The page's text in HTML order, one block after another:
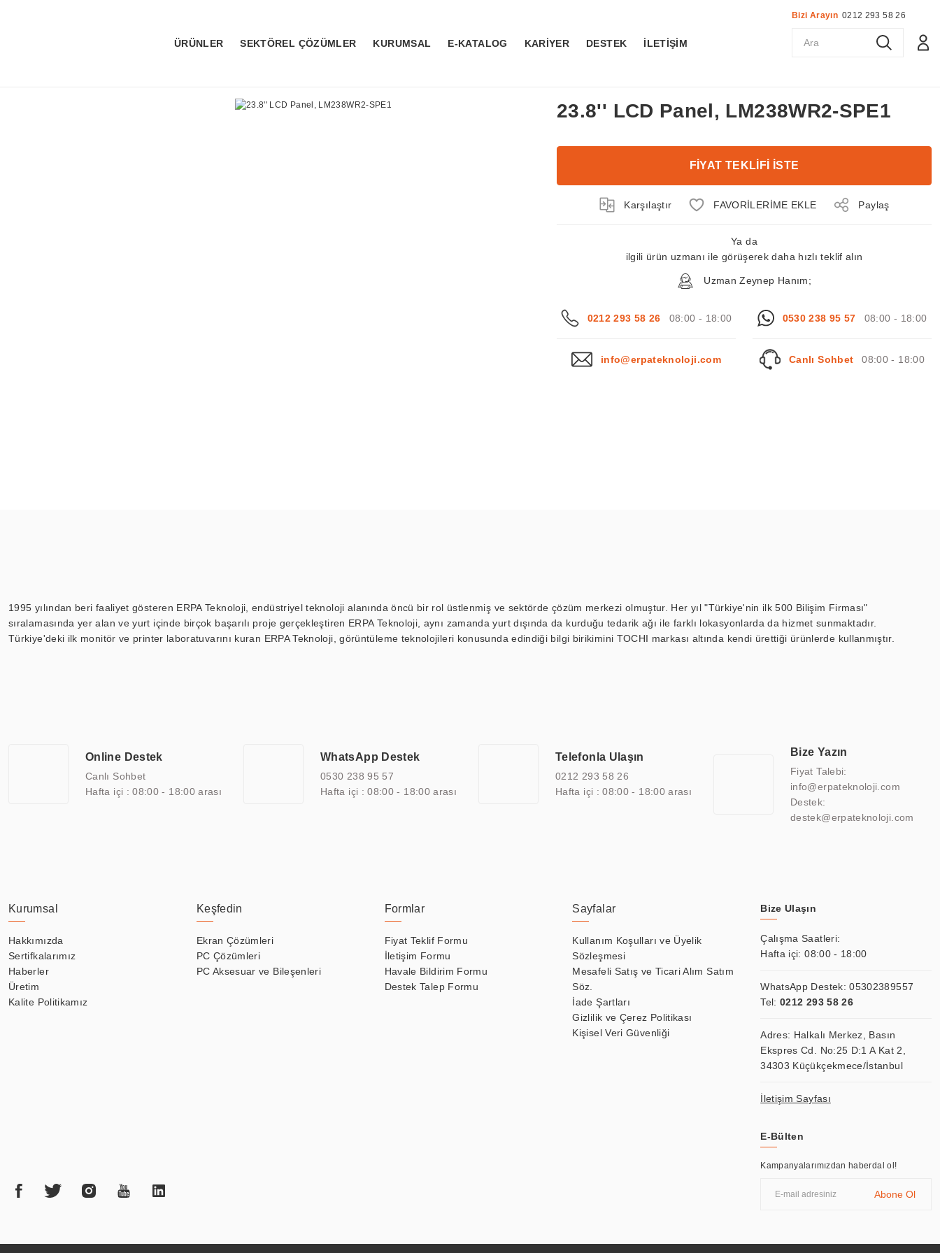
ÜRÜNLER SEKTÖREL ÇÖZÜMLER KURUMSAL E-KATALOG KARİYER DESTEK İLETİŞİM
Bizi Arayın 0212 293 58 26
23.8'' LCD Panel, LM238WR2-SPE1
FİYAT TEKLİFİ İSTE
Karşılaştır Paylaş
Ya da
ilgili ürün uzmanı ile görüşerek daha hızlı teklif alın
Uzman Zeynep Hanım;
0212 293 58 26 08:00 - 18:00 0530 238 95 57 08:00 - 18:00
info@erpateknoloji.com Canlı Sohbet 08:00 - 18:00
1995 yılından beri faaliyet gösteren ERPA Teknoloji, endüstriyel teknoloji alanında öncü bir rol üstlenmiş ve sektörde çözüm merkezi olmuştur. Her yıl "Türkiye'nin ilk 500 Bilişim Firması"
sıralamasında yer alan ve yurt içinde birçok başarılı proje gerçekleştiren ERPA Teknoloji, aynı zamanda yurt dışında da kurduğu tedarik ağı ile farklı lokasyonlarda da hizmet sunmaktadır.
Türkiye'deki ilk monitör ve printer laboratuvarını kuran ERPA Teknoloji, görüntüleme teknolojileri konusunda edindiği bilgi birikimini TOCHI markası altında kendi ürettiği ürünlerde kullanmıştır.
arasında yer almaktadır. ERPA Teknoloji, uluslararası standartlarda kalite belgelerine ve sertifikalara sahip olup, etik değerlere bağlı bir şekilde hareket etmektedir. Kaliteli ekipmanı, uzman kadroları,
yılların getirdiği bilgi ve tecrübe ile birleştiren ERPA Teknoloji, özel çözümleri ile iş ortaklarının öne çıkmasına ve sürekli gelişimine katkı sağlamaktadır.
Online Destek
Canlı Sohbet
Hafta içi : 08:00 - 18:00 arası
WhatsApp Destek
0530 238 95 57
Hafta içi : 08:00 - 18:00 arası
Telefonla Ulaşın
0212 293 58 26
Hafta içi : 08:00 - 18:00 arası
Bize Yazın
Fiyat Talebi:
info@erpateknoloji.com
Destek:
destek@erpateknoloji.com
Kurumsal
Hakkımızda
Sertifkalarımız
Haberler
Üretim
Kalite Politikamız
Keşfedin
Ekran Çözümleri
PC Çözümleri
PC Aksesuar ve Bileşenleri
Formlar
Fiyat Teklif Formu
İletişim Formu
Havale Bildirim Formu
Destek Talep Formu
Sayfalar
Kullanım Koşulları ve Üyelik
Sözleşmesi
Mesafeli Satış ve Ticari Alım Satım
Söz.
İade Şartları
Gizlilik ve Çerez Politikası
Kişisel Veri Güvenliği
Bize Ulaşın
Çalışma Saatleri:
Hafta içi: 08:00 - 18:00
WhatsApp Destek:05302389557
Tel: 0212 293 58 26
Adres: Halkalı Merkez, Basın
Ekspres Cd. No:25 D:1 A Kat 2,
34303 Küçükçekmece/İstanbul
İletişim Sayfası
E-Bülten
Kampanyalarımızdan haberdal ol!
Abone Ol